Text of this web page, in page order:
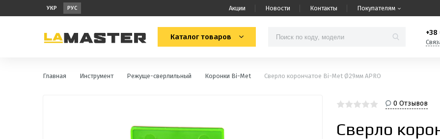
УКР РУС Акции Новости Контакты Покупателям
Каталог товаров
+38
Главная Инструмент Режуще-сверлильный Коронки Bi-Met Сверло корончатое Bi-Met Ø29мм APRO
0 Отзывов
Сверло